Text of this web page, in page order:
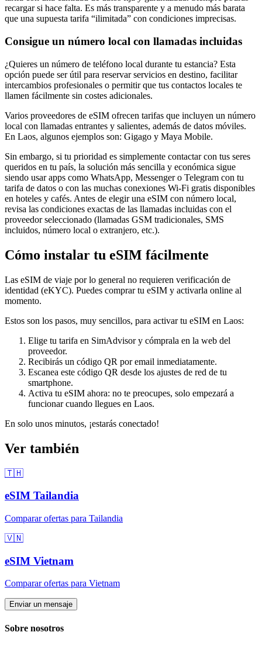
recargar si hace falta. Es más transparente y a menudo más barata
que una supuesta tarifa “ilimitada” con condiciones imprecisas.
Consigue un número local con llamadas incluidas
¿Quieres un número de teléfono local durante tu estancia? Esta
opción puede ser útil para reservar servicios en destino, facilitar
intercambios profesionales o permitir que tus contactos locales te
llamen fácilmente sin costes adicionales.
Varios proveedores de eSIM ofrecen tarifas que incluyen un número
local con llamadas entrantes y salientes, además de datos móviles.
En Laos, algunos ejemplos son: Gigago y Maya Mobile.
Sin embargo, si tu prioridad es simplemente contactar con tus seres
queridos en tu país, la solución más sencilla y económica sigue
siendo usar apps como WhatsApp, Messenger o Telegram con tu
tarifa de datos o con las muchas conexiones Wi‑Fi gratis disponibles
en hoteles y cafés. Antes de elegir una eSIM con número local,
revisa las condiciones exactas de las llamadas incluidas con el
proveedor seleccionado (llamadas GSM tradicionales, SMS
incluidos, número local o extranjero, etc.).
Cómo instalar tu eSIM fácilmente
Las eSIM de viaje por lo general no requieren verificación de
identidad (eKYC). Puedes comprar tu eSIM y activarla online al
momento.
Estos son los pasos, muy sencillos, para activar tu eSIM en Laos:
Elige tu tarifa en SimAdvisor y cómprala en la web del
proveedor.
Recibirás un código QR por email inmediatamente.
Escanea este código QR desde los ajustes de red de tu
smartphone.
Activa tu eSIM ahora: no te preocupes, solo empezará a
funcionar cuando llegues en Laos.
En solo unos minutos, ¡estarás conectado!
Ver también
🇹🇭
eSIM Tailandia
Comparar ofertas para Tailandia
🇻🇳
eSIM Vietnam
Comparar ofertas para Vietnam
Enviar un mensaje
Sobre nosotros